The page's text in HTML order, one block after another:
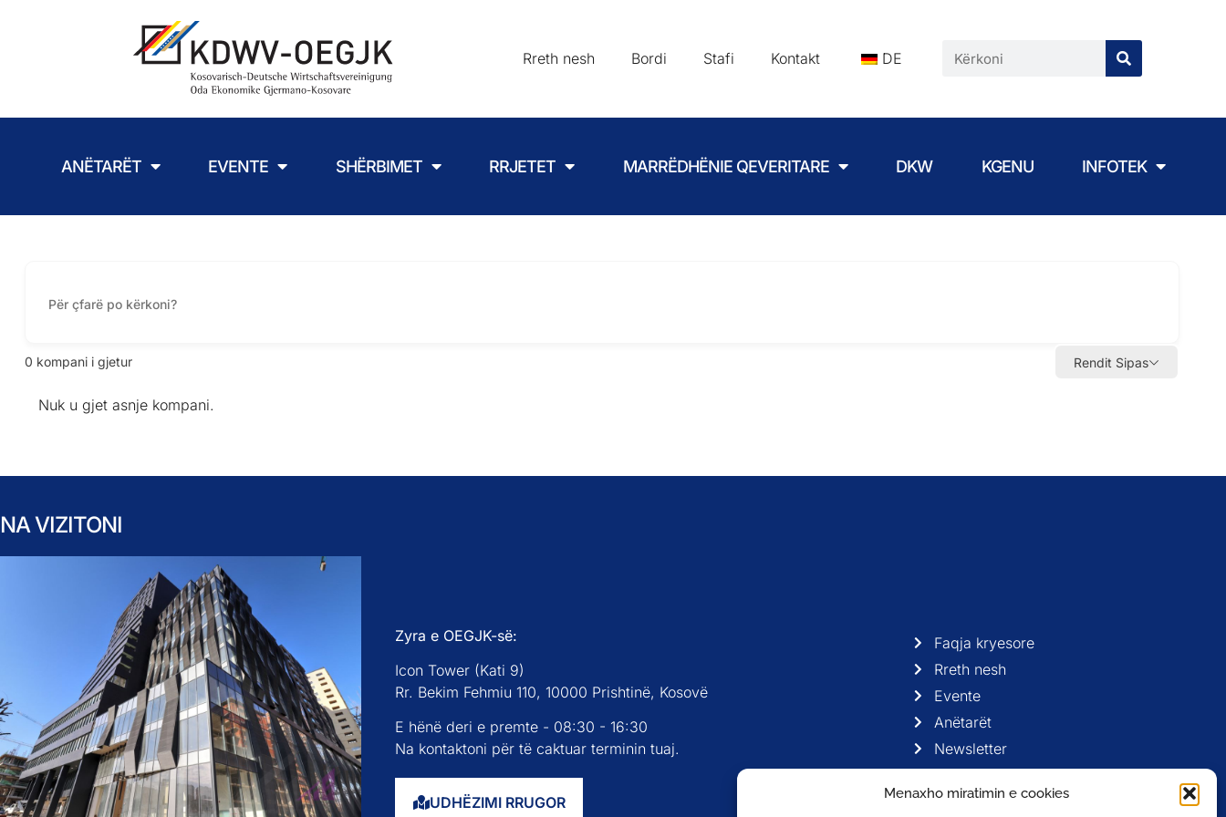
Menaxho miratimin e cookies
Rreth nesh Bordi Stafi Kontakt DE
ANËTARËT EVENTE SHËRBIMET RRJETET MARRËDHËNIE QEVERITARE DKW KGENU INFOTEK
0 kompani i gjetur Rendit Sipas
Nuk u gjet asnje kompani.
NA VIZITONI
Zyra e OEGJK-së:
Icon Tower (Kati 9)
Rr. Bekim Fehmiu 110, 10000 Prishtinë, Kosovë
E hënë deri e premte - 08:30 - 16:30
Na kontaktoni për të caktuar terminin tuaj.
UDHËZIMI RRUGOR
Faqja kryesore
Rreth nesh
Evente
Anëtarët
Newsletter